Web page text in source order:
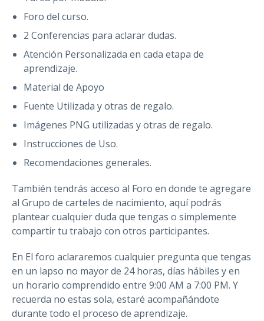
Foro del curso.
2 Conferencias para aclarar dudas.
Atención Personalizada en cada etapa de
aprendizaje.
Material de Apoyo
Fuente Utilizada y otras de regalo.
Imágenes PNG utilizadas y otras de regalo.
Instrucciones de Uso.
Recomendaciones generales.
También tendrás acceso al Foro en donde te agregare
al Grupo de carteles de nacimiento, aquí podrás
plantear cualquier duda que tengas o simplemente
compartir tu trabajo con otros participantes.
En El foro aclararemos cualquier pregunta que tengas
en un lapso no mayor de 24 horas, días hábiles y en
un horario comprendido entre 9:00 AM a 7:00 PM. Y
recuerda no estas sola, estaré acompañándote
durante todo el proceso de aprendizaje.